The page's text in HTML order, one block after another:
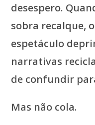
desespero.
sobra recalque,
espetáculo
narrativas
de confundir
Mas não cola.